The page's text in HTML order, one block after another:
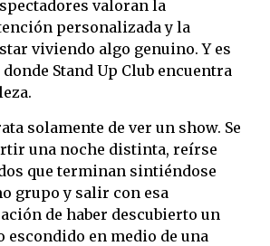
valoran la
personalizada y la
viviendo algo genuino. Y es
Stand Up Club encuentra
solamente de ver un show. Se
una noche distinta, reírse
que terminan sintiéndose
grupo y salir con esa
de haber descubierto un
escondido en medio de una